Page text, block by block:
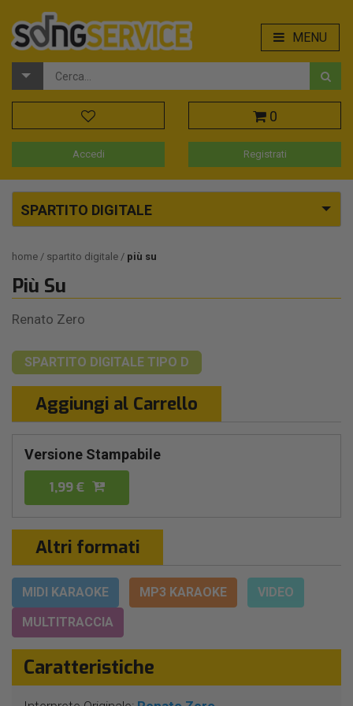
MENU
0
Accedi Registrati
SPARTITO DIGITALE
home spartito digitale più su
Più Su
Renato Zero
SPARTITO DIGITALE TIPO D
Aggiungi al Carrello
Versione Stampabile
1,99 €
Altri formati
MIDI KARAOKE MP3 KARAOKE
VIDEO
MULTITRACCIA
Caratteristiche